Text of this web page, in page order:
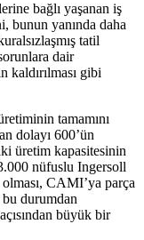
bağlı yaşanan iş
bunun yanında daha
tatil
dair
gibi
tamamını
dolayı 600’ün
üretim kapasitesinin
nüfuslu Ingersoll
CAMI’ya parça
durumdan
büyük bir